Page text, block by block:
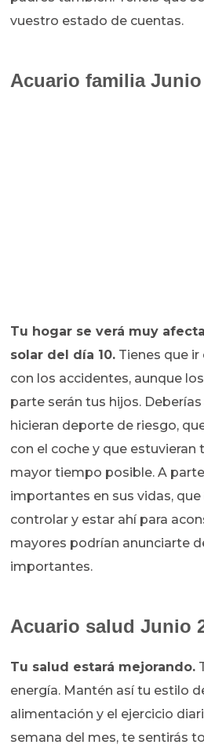
vuestro estado de cuentas.
Acuario familia Junio
Tu hogar se verá muy
solar del día 10. Tienes que
con los accidentes, aunque
parte serán tus hijos.
hicieran deporte de riesgo,
con el coche y que estuvieran
mayor tiempo posible. A
importantes en sus vidas,
controlar y estar ahí para
mayores podrían anunciarte
importantes.
Acuario salud Junio
Tu salud estará mejorando.
energía. Mantén así tu estilo
alimentación y el ejercicio
semana del mes, te sentirás